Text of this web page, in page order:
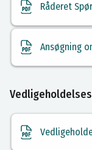
Råderet
Ansøgning